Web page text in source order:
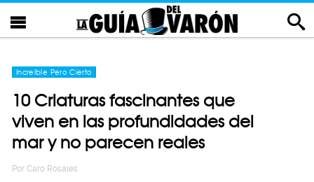
Increíble Pero Cierto
10 Criaturas fascinantes que
viven en las profundidades del
mar y no parecen reales
Por Caro Rosales